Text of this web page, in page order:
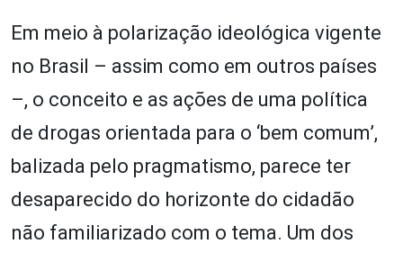
Em meio à polarização ideológica vigente
no Brasil – assim como em outros países
–, o conceito e as ações de uma política
de drogas orientada para o ‘bem comum’,
balizada pelo pragmatismo, parece ter
desaparecido do horizonte do cidadão
não familiarizado com o tema. Um dos